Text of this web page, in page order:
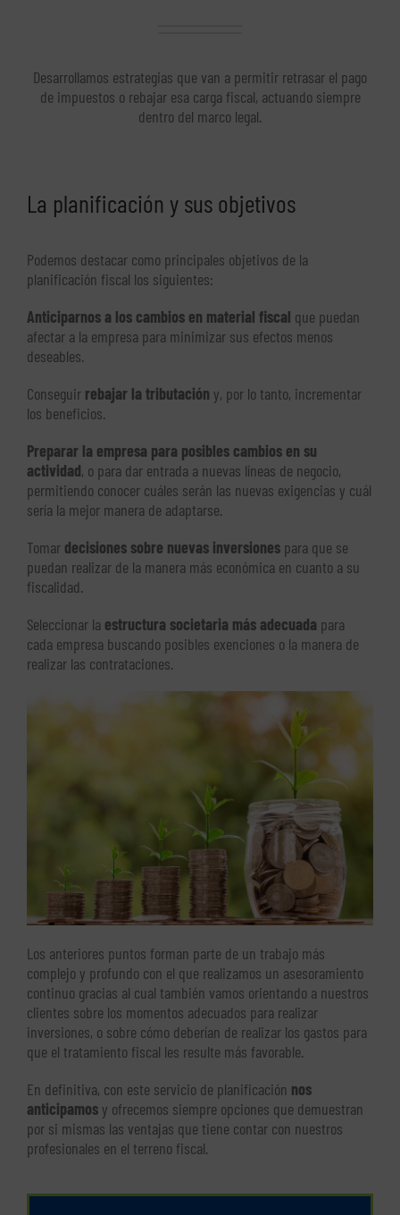
Desarrollamos estrategias que van a permitir retrasar el pago
de impuestos o rebajar esa carga fiscal, actuando siempre
dentro del marco legal.
La planificación y sus objetivos
Podemos destacar como principales objetivos de la
planificación fiscal los siguientes:
Anticiparnos a los cambios en material fiscal que puedan
afectar a la empresa para minimizar sus efectos menos
deseables.
Conseguir rebajar la tributación y, por lo tanto, incrementar
los beneficios.
Preparar la empresa para posibles cambios en su
actividad, o para dar entrada a nuevas líneas de negocio,
permitiendo conocer cuáles serán las nuevas exigencias y cuál
sería la mejor manera de adaptarse.
Tomar decisiones sobre nuevas inversiones para que se
puedan realizar de la manera más económica en cuanto a su
fiscalidad.
Seleccionar la estructura societaria más adecuada para
cada empresa buscando posibles exenciones o la manera de
realizar las contrataciones.
Los anteriores puntos forman parte de un trabajo más
complejo y profundo con el que realizamos un asesoramiento
continuo gracias al cual también vamos orientando a nuestros
clientes sobre los momentos adecuados para realizar
inversiones, o sobre cómo deberían de realizar los gastos para
que el tratamiento fiscal les resulte más favorable.
En definitiva, con este servicio de planificación nos
anticipamos y ofrecemos siempre opciones que demuestran
por si mismas las ventajas que tiene contar con nuestros
profesionales en el terreno fiscal.